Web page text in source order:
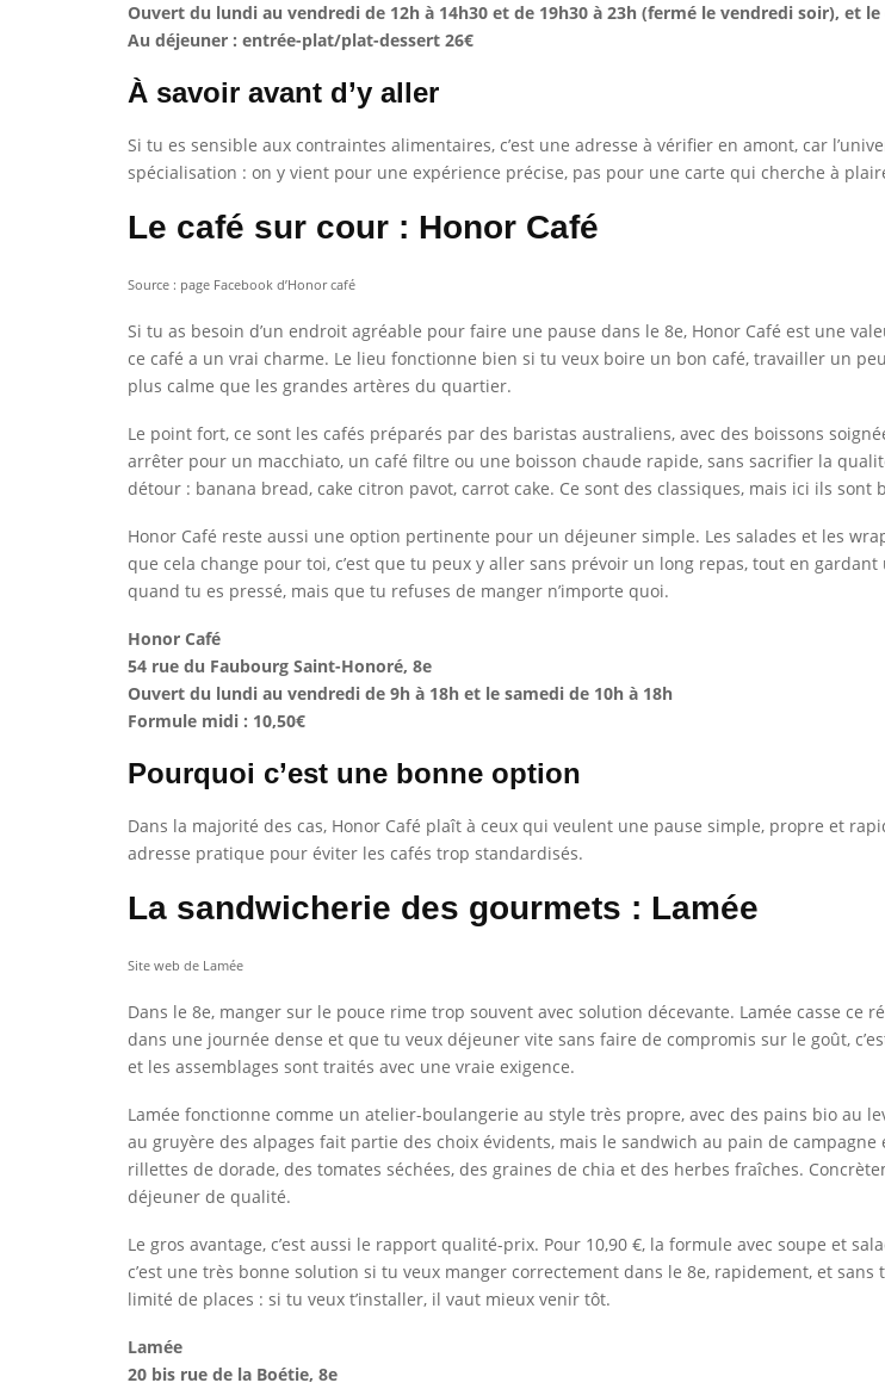
Ouvert du lundi au vendredi de 12h à 14h30 et de 19h30 à 23h (fermé le vendredi soir), et le
Au déjeuner : entrée-plat/plat-dessert 26€
À savoir avant d’y aller
Si tu es sensible aux contraintes alimentaires, c’est une adresse à vérifier en amont, car
spécialisation : on y vient pour une expérience précise, pas pour une carte qui cherche à
Le café sur cour : Honor Café
Source : page Facebook d’Honor café
Si tu as besoin d’un endroit agréable pour faire une pause dans le 8e, Honor Café est une
ce café a un vrai charme. Le lieu fonctionne bien si tu veux boire un bon café, travailler un
plus calme que les grandes artères du quartier.
Le point fort, ce sont les cafés préparés par des baristas australiens, avec des boissons
arrêter pour un macchiato, un café filtre ou une boisson chaude rapide, sans sacrifier la
détour : banana bread, cake citron pavot, carrot cake. Ce sont des classiques, mais ici ils sont
Honor Café reste aussi une option pertinente pour un déjeuner simple. Les salades et les
que cela change pour toi, c’est que tu peux y aller sans prévoir un long repas, tout en
quand tu es pressé, mais que tu refuses de manger n’importe quoi.
Honor Café
54 rue du Faubourg Saint-Honoré, 8e
Ouvert du lundi au vendredi de 9h à 18h et le samedi de 10h à 18h
Formule midi : 10,50€
Pourquoi c’est une bonne option
Dans la majorité des cas, Honor Café plaît à ceux qui veulent une pause simple, propre et
adresse pratique pour éviter les cafés trop standardisés.
La sandwicherie des gourmets : Lamée
Site web de Lamée
Dans le 8e, manger sur le pouce rime trop souvent avec solution décevante. Lamée casse ce
dans une journée dense et que tu veux déjeuner vite sans faire de compromis sur le goût,
et les assemblages sont traités avec une vraie exigence.
Lamée fonctionne comme un atelier-boulangerie au style très propre, avec des pains bio au
au gruyère des alpages fait partie des choix évidents, mais le sandwich au pain de
rillettes de dorade, des tomates séchées, des graines de chia et des herbes fraîches.
déjeuner de qualité.
Le gros avantage, c’est aussi le rapport qualité-prix. Pour 10,90 €, la formule avec soupe et
c’est une très bonne solution si tu veux manger correctement dans le 8e, rapidement, et sans
limité de places : si tu veux t’installer, il vaut mieux venir tôt.
Lamée
20 bis rue de la Boétie, 8e